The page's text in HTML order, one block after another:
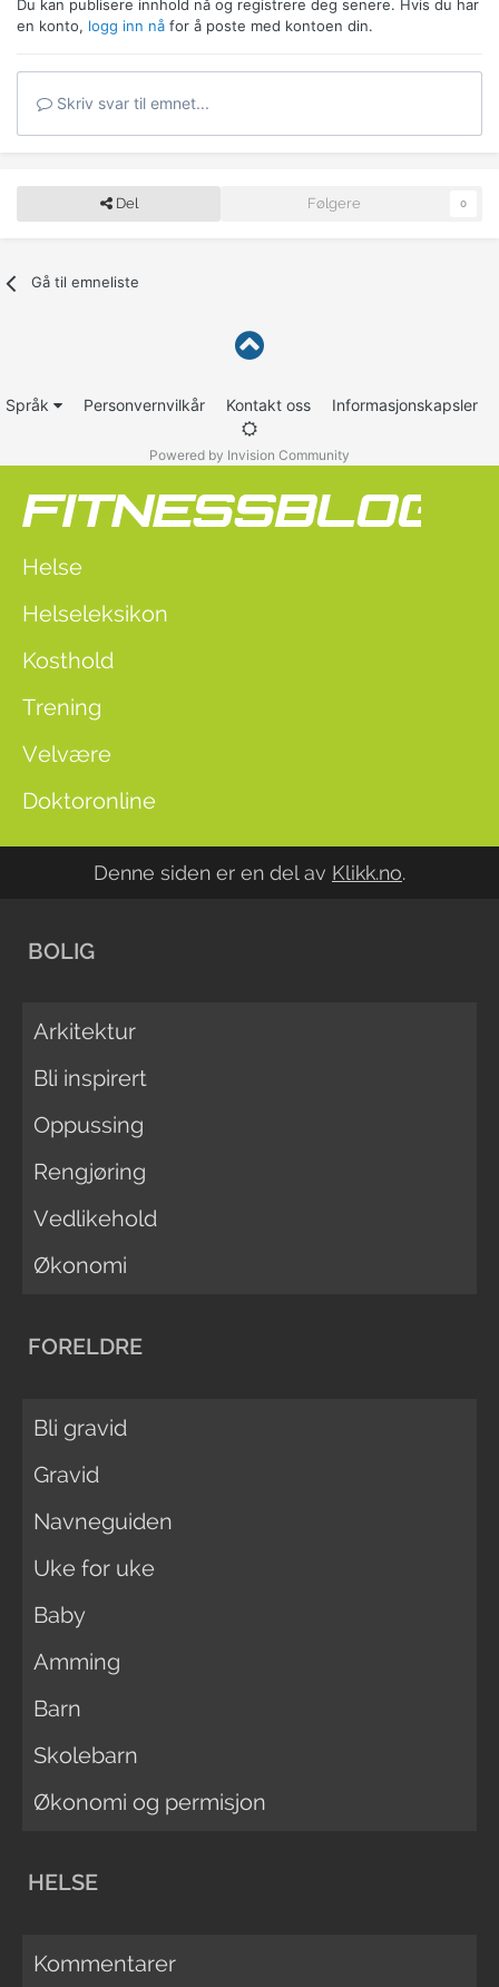
Du kan publisere innhold nå og registrere deg senere. Hvis du har
en konto, logg inn nå for å poste med kontoen din.
Skriv svar til emnet...
Del Følgere 0
Gå til emneliste
Språk Personvernvilkår Kontakt oss Informasjonskapsler
Powered by Invision Community
Helse
Helseleksikon
Kosthold
Trening
Velvære
Doktoronline
Denne siden er en del av Klikk.no.
BOLIG
Arkitektur
Bli inspirert
Oppussing
Rengjøring
Vedlikehold
Økonomi
FORELDRE
Bli gravid
Gravid
Navneguiden
Uke for uke
Baby
Amming
Barn
Skolebarn
Økonomi og permisjon
HELSE
Kommentarer